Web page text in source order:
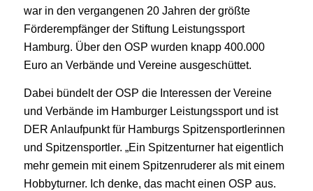
war in den vergangenen 20 Jahren der größte
Förderempfänger der Stiftung Leistungssport
Hamburg. Über den OSP wurden knapp 400.000
Euro an Verbände und Vereine ausgeschüttet.
Dabei bündelt der OSP die Interessen der Vereine
und Verbände im Hamburger Leistungssport und ist
DER Anlaufpunkt für Hamburgs Spitzensportlerinnen
und Spitzensportler. „Ein Spitzenturner hat eigentlich
mehr gemein mit einem Spitzenruderer als mit einem
Hobbyturner. Ich denke, das macht einen OSP aus.